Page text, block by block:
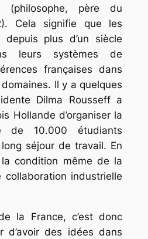
(philosophe, père du
Cela signifie que les
depuis plus d’un siècle
leurs systèmes de
françaises dans
Il y a quelques
Dilma Rousseff a
Hollande d’organiser la
de 10.000 étudiants
séjour de travail. En
condition même de la
industrielle
la France, c’est donc
d’avoir des idées dans